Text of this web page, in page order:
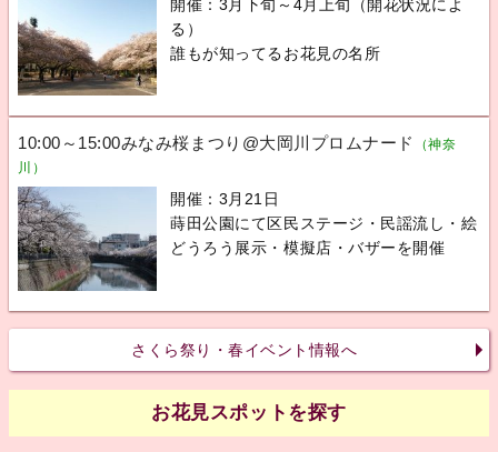
開催：3月下旬～4月上旬（開花状況によ
る）
誰もが知ってるお花見の名所
10:00～15:00みなみ桜まつり@大岡川プロムナード
（神奈
川）
開催：3月21日
蒔田公園にて区民ステージ・民謡流し・絵
どうろう展示・模擬店・バザーを開催
さくら祭り・春イベント情報へ
お花見スポットを探す